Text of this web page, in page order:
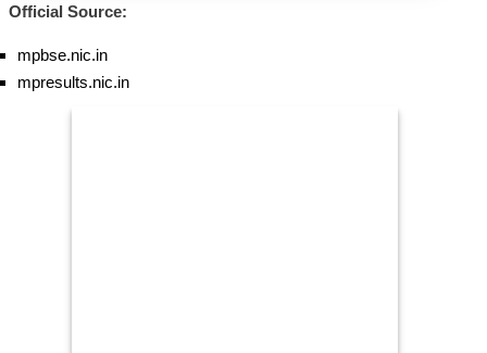
Official Source:
mpbse.nic.in
mpresults.nic.in